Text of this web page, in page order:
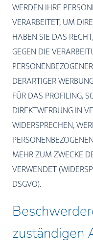
WERDEN IHRE
VERARBEITET, UM
HABEN SIE DAS
GEGEN DIE
DERARTIGER
FÜR DAS PROFILING,
DIREKTWERBUNG IN
WIDERSPRECHEN,
MEHR ZUM ZWECKE
VERWENDET
DSGVO).
zuständigen